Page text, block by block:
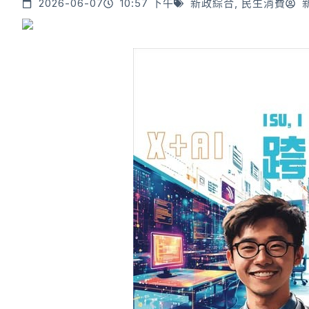
2026-06-07 10:57 下午 新政綜合, 民生消費